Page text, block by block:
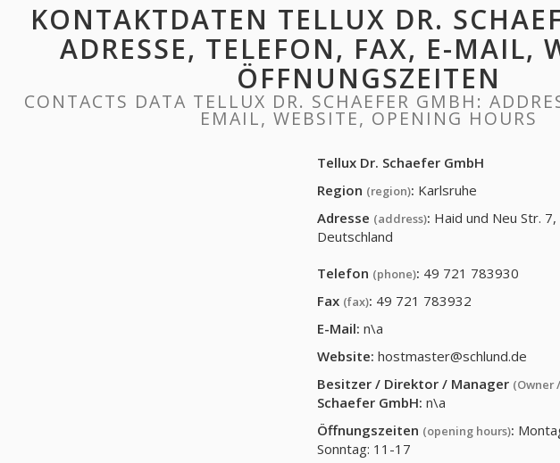
KONTAKTDATEN TELLUX DR.
ADRESSE, TELEFON, FAX, E-MAIL,
ÖFFNUNGSZEITEN
CONTACTS DATA TELLUX DR. SCHAEFER GMBH:
EMAIL, WEBSITE, OPENING HOURS
Tellux Dr. Schaefer GmbH
Region (region): Karlsruhe
Adresse (address): Haid und Neu Str.
Deutschland
Telefon (phone): 49 721 783930
Fax (fax): 49 721 783932
E-Mail: n\a
Website: hostmaster@schlund.de
Besitzer / Direktor / Manager (Owner
Schaefer GmbH: n\a
Öffnungszeiten (opening hours):
Sonntag: 11-17